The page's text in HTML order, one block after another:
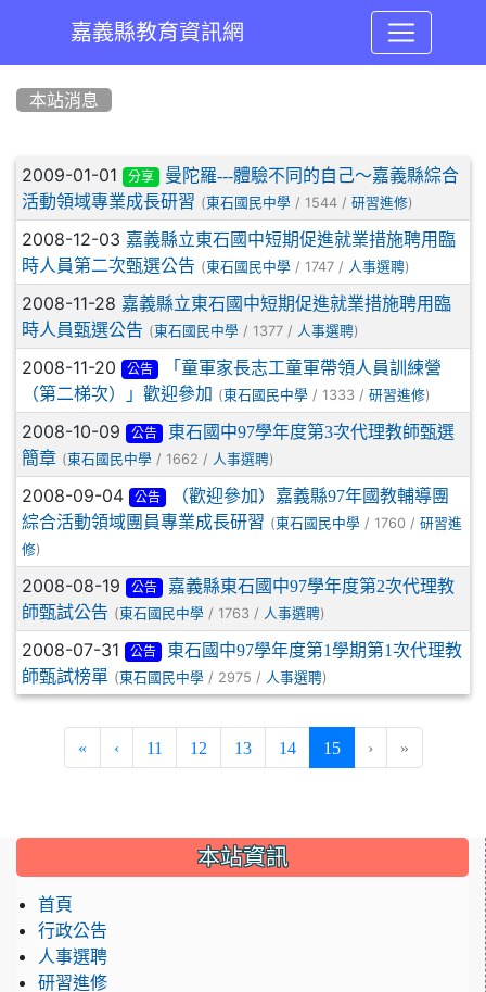
嘉義縣教育資訊網
本站消息
文章列表
2009-01-01 分享
曼陀羅---體驗不同的自己～嘉義縣綜合
活動領域專業成長研習 (東石國民中學 / 1544 / 研習進修)
2008-12-03 嘉義縣立東石國中短期促進就業措施聘用臨
時人員第二次甄選公告 (東石國民中學 / 1747 / 人事選聘)
2008-11-28 嘉義縣立東石國中短期促進就業措施聘用臨
時人員甄選公告 (東石國民中學 / 1377 / 人事選聘)
2008-11-20 公告
「童軍家長志工童軍帶領人員訓練營
（第二梯次）」歡迎參加 (東石國民中學 / 1333 / 研習進修)
2008-10-09 公告
東石國中97學年度第3次代理教師甄選
簡章 (東石國民中學 / 1662 / 人事選聘)
2008-09-04 公告
（歡迎參加）嘉義縣97年國教輔導團
綜合活動領域團員專業成長研習 (東石國民中學 / 1760 / 研習進
修)
2008-08-19 公告
嘉義縣東石國中97學年度第2次代理教
師甄試公告 (東石國民中學 / 1763 / 人事選聘)
2008-07-31 公告
東石國中97學年度第1學期第1次代理教
師甄試榜單 (東石國民中學 / 2975 / 人事選聘)
« ‹ 11 12 13 14 15(current)
› »
::: 本站資訊
首頁
行政公告
人事選聘
研習進修